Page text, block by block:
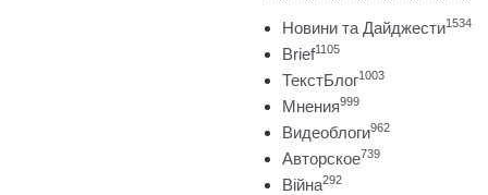
Новини та Дайджести1534
Brief1105
ТекстБлог1003
Мнения999
Видеоблоги962
Авторское739
Війна292